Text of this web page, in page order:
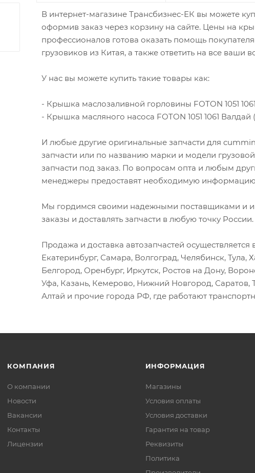
В интернет-магазине Трансбизнес-ЕК вы можете
оформив заказ через корзину на сайте. Цены на
профессионалов готова оказать помощь
грузовиков из Китая, а также ответить на все ваши
У нас вы можете купить такие товары как:
- Крышка маслозаливной горловины FOTON 1051
- Крышка масляного насоса FOTON 1051 1061
И любые другие оригинальные запчасти для
запчасти или по названию марки и модели
запчасти под заказ. По вопросам опта и любым
менеджеры предоставят необходимую
Мы гордимся своими надежными поставщиками и
заказы и доставлять запчасти в любую точку России.
Продажа и доставка автозапчастей
Екатеринбург, Самара, Волгоград, Челябинск,
Белгород, Оренбург, Иркутск, Ростов на Дону,
Уфа, Казань, Кемерово, Нижний Новгород,
Алтай и прочие города РФ, где работают
КОМПАНИЯ
О компании
Новости
Вакансии
Контакты
Лицензии
ИНФОРМАЦИЯ
Магазины
Условия оплаты
Условия доставки
Гарантия на товар
Реквизиты
Политика